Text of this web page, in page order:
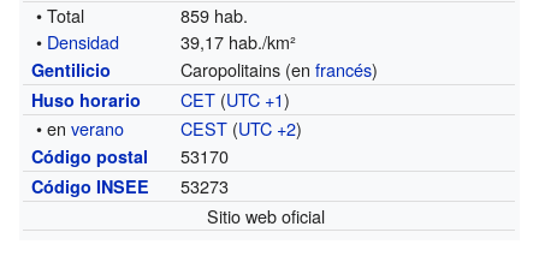
• Total
859 hab.
• Densidad 39,17 hab./km²
Gentilicio Caropolitains (enfrancés)
Huso horario CET (UTC +1)
• enverano CEST (UTC +2)
Código postal 53170
Código INSEE
53273
Sitio web oficial